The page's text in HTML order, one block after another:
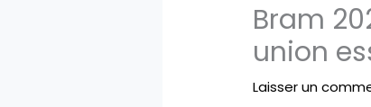
Bram
union
Laisser un